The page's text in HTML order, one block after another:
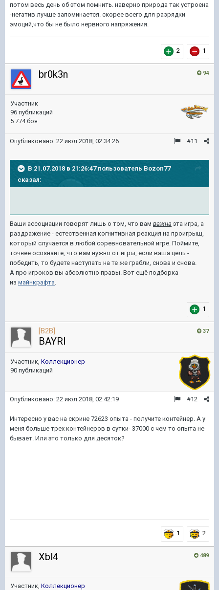
потом весь день об этом помнить. наверно природа так устроена
-негатив лучше запоминается. скорее всего для разрядки
эмоций,что бы не было нервного напряжения.
2 1
94
br0k3n
Участник
96 публикаций
5 774 боя
#11
Опубликовано: 22 июл 2018, 02:34:26
В 21.07.2018 в 21:26:47 пользователь Bozon77
сказал:
Ваши ассоциации говорят лишь о том, что вам важна эта игра, а
раздражение - естественная когнитивная реакция на проигрыш,
который случается в любой соревновательной игре. Поймите,
точнее осознайте, что вам нужно от игры, если ваша цель -
победить, то будете наступать на те же грабли, снова и снова.
А про игроков вы абсолютно правы. Вот ещё подборка
из майнкрафта
1
37
[B2B]
BAYRI
Участник, Коллекционер
90 публикаций
#12
Опубликовано: 22 июл 2018, 02:42:19
Интересно у вас на скрине 72623 опыта - получите контейнер. А у
меня больше трех контейнеров в сутки- 37000 с чем то опыта не
бывает. Или это только для десяток?
1 2
489
Xbl4
Участник, Коллекционер